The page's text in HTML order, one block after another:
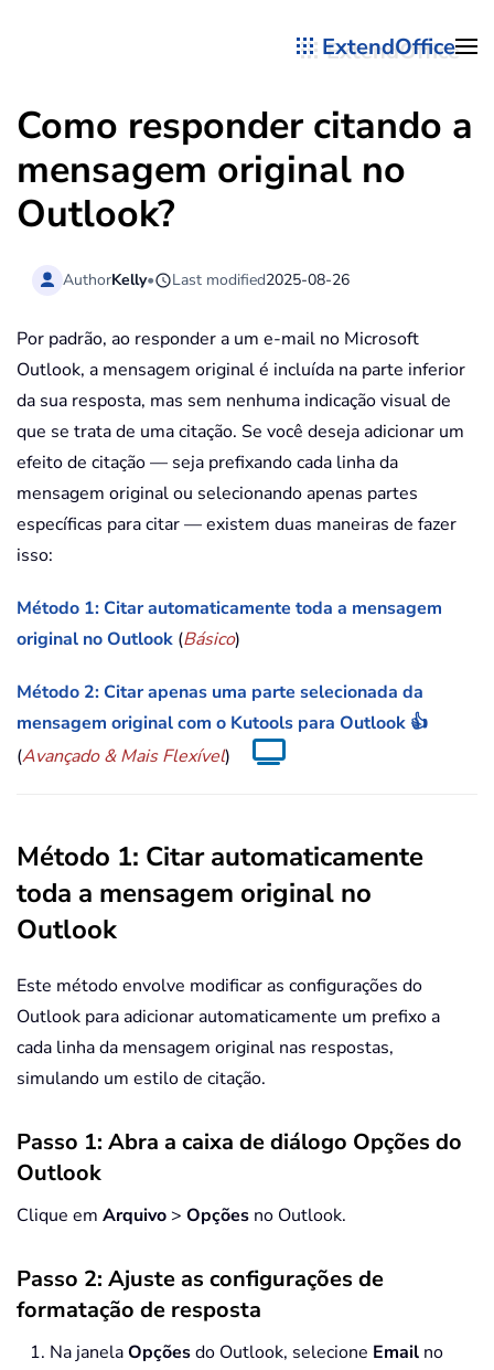
ExtendOffice
Como responder citando a
mensagem original no
Outlook?
AuthorKelly• Last modified2025-08-26
Por padrão, ao responder a um e-mail no Microsoft
Outlook, a mensagem original é incluída na parte inferior
da sua resposta, mas sem nenhuma indicação visual de
que se trata de uma citação. Se você deseja adicionar um
efeito de citação — seja prefixando cada linha da
mensagem original ou selecionando apenas partes
específicas para citar — existem duas maneiras de fazer
isso:
Método 1: Citar automaticamente toda a mensagem
original no Outlook (Básico)
Método 2: Citar apenas uma parte selecionada da
mensagem original com o Kutools para Outlook 👍
(Avançado & Mais Flexível)
Método 1: Citar automaticamente
toda a mensagem original no
Outlook
Este método envolve modificar as configurações do
Outlook para adicionar automaticamente um prefixo a
cada linha da mensagem original nas respostas,
simulando um estilo de citação.
Passo 1: Abra a caixa de diálogo Opções do
Outlook
Clique em Arquivo > Opções no Outlook.
Passo 2: Ajuste as configurações de
formatação de resposta
Na janelaOpçõesdo Outlook, selecione Email no